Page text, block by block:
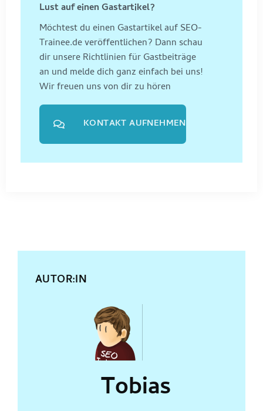
Lust auf einen Gastartikel?
Möchtest du einen Gastartikel auf SEO-
Trainee.de veröffentlichen? Dann schau
dir unsere Richtlinien für Gastbeiträge
an und melde dich ganz einfach bei uns!
Wir freuen uns von dir zu hören
KONTAKT AUFNEHMEN
AUTOR:IN
Tobias